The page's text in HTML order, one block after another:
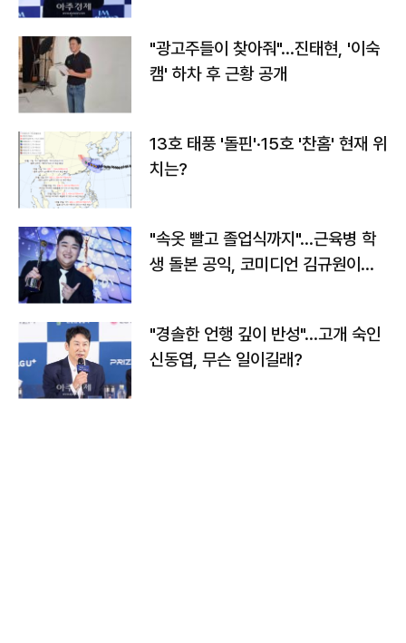
"광고주들이 찾아줘"…진태현, '이숙
캠' 하차 후 근황 공개
13호 태풍 '돌핀'·15호 '찬홈' 현재 위
치는?
"속옷 빨고 졸업식까지"…근육병 학
생 돌본 공익, 코미디언 김규원이었
"경솔한 언행 깊이 반성"…고개 숙인
신동엽, 무슨 일이길래?